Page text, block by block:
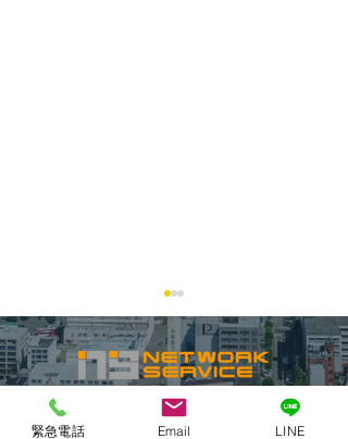
緊急電話 Email LINE